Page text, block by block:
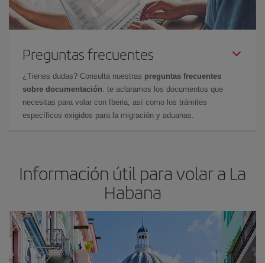
Preguntas frecuentes
¿Tienes dudas? Consulta nuestras preguntas frecuentes
sobre documentación: te aclaramos los documentos que
necesitas para volar con Iberia, así como los trámites
específicos exigidos para la migración y aduanas.
Información útil para volar a La
Habana